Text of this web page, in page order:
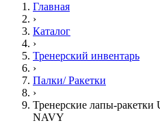
Главная
›
Каталог
›
Тренерский инвентарь
›
Палки/ Ракетки
›
Тренерские лапы-ракетки
NAVY